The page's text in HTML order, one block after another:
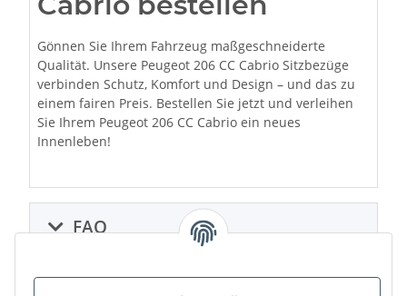
Gönnen Sie Ihrem Fahrzeug maßgeschneiderte
Qualität. Unsere Peugeot 206 CC Cabrio Sitzbezüge
verbinden Schutz, Komfort und Design – und das zu
einem fairen Preis. Bestellen Sie jetzt und verleihen
Sie Ihrem Peugeot 206 CC Cabrio ein neues
Innenleben!
FAQ